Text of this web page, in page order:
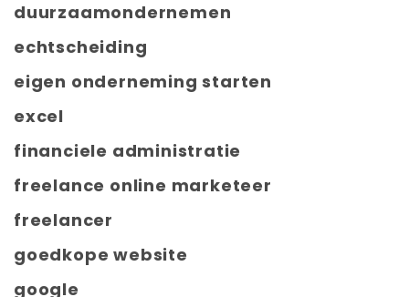
duurzaamondernemen
echtscheiding
eigen onderneming starten
excel
financiele administratie
freelance online marketeer
freelancer
goedkope website
google